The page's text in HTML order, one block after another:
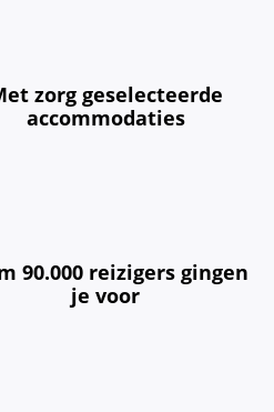
zorg geselecteerde
accommodaties
90.000 reizigers gingen
je voor